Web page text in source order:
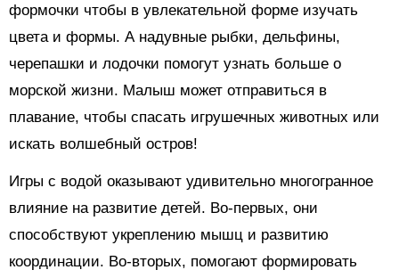
формочки чтобы в увлекательной форме изучать
цвета и формы. А надувные рыбки, дельфины,
черепашки и лодочки помогут узнать больше о
морской жизни. Малыш может отправиться в
плавание, чтобы спасать игрушечных животных или
искать волшебный остров!
Игры с водой оказывают удивительно многогранное
влияние на развитие детей. Во-первых, они
способствуют укреплению мышц и развитию
координации. Во-вторых, помогают формировать